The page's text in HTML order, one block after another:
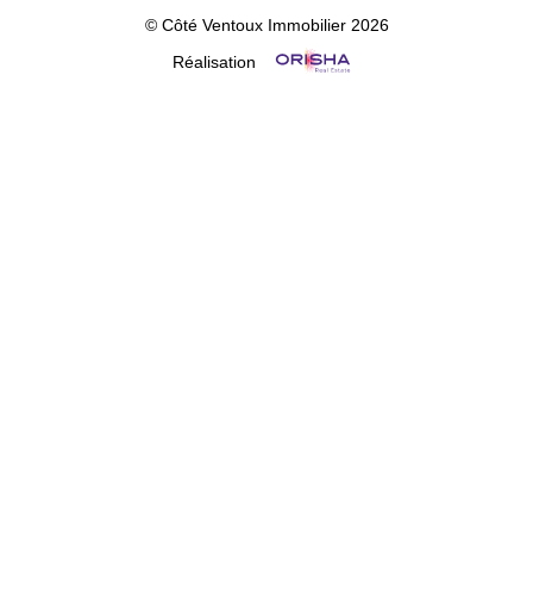
© Côté Ventoux Immobilier 2026
Réalisation